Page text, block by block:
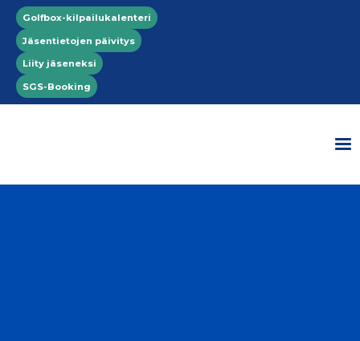
Hyppää pääsisältöön
Top menu
Golfbox-kilpailukalenteri
Jäsentietojen päivitys
Liity jäseneksi
SGS-Booking